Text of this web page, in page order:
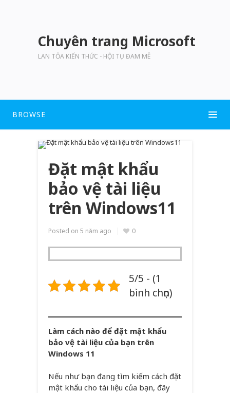
Chuyên trang Microsoft
LAN TỎA KIẾN THỨC - HỘI TỤ ĐAM MÊ
BROWSE
Đặt mật khẩu
bảo vệ tài liệu
trên Windows11
Posted on 5 năm ago 0
5/5 - (1
bình chọn)
Làm cách nào để đặt mật khẩu
bảo vệ tài liệu của bạn trên
Windows 11
Nếu như bạn đang tìm kiếm cách đặt
mật khẩu cho tài liệu của bạn, đây